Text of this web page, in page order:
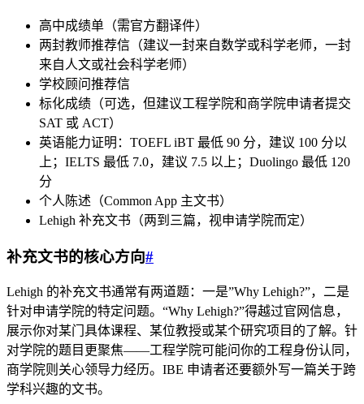
高中成绩单（需官方翻译件）
两封教师推荐信（建议一封来自数学或科学老师，一封
来自人文或社会科学老师）
学校顾问推荐信
标化成绩（可选，但建议工程学院和商学院申请者提交
SAT 或 ACT）
英语能力证明：TOEFL iBT 最低 90 分，建议 100 分以
上；IELTS 最低 7.0，建议 7.5 以上；Duolingo 最低 120
分
个人陈述（Common App 主文书）
Lehigh 补充文书（两到三篇，视申请学院而定）
补充文书的核心方向#
Lehigh 的补充文书通常有两道题：一是”Why Lehigh?”，二是
针对申请学院的特定问题。“Why Lehigh?”得越过官网信息，
展示你对某门具体课程、某位教授或某个研究项目的了解。针
对学院的题目更聚焦——工程学院可能问你的工程身份认同，
商学院则关心领导力经历。IBE 申请者还要额外写一篇关于跨
学科兴趣的文书。